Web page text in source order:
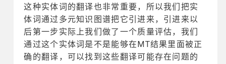
这种实体词的翻译也非常重要，所以我们把实
体词通过多元知识图谱把它引进来，引进来以
后第一步实际上我们做了一个质量评估，我们
通过这个实体词是不是能够在MT结果里面被正
确的翻译，可以找到这些翻译可能存在问题的